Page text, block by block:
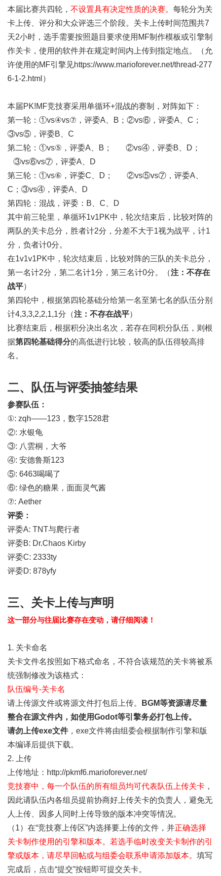
本届比赛共四轮， 不设置具有决定性质的决赛。 每轮分为关
卡上传、评分和大众评选三个阶段。关卡上传时间范围共7
天2小时，选手需要按照题目要求使用MF制作模板或引擎制
作关卡，使用的软件并在规定时间内上传到指定地点。（允
许使用的MF引擎见https://www.marioforever.net/thread-277
6-1-2.html ）
本届PK!MF竞技赛采用单循环+混战的赛制，对阵如下：
第一轮：①vs④vs⑦，评委A、B；②vs⑥，评委A、C；
③vs⑤，评委B、C
第二轮：①vs⑤，评委A、B； ②vs④，评委B、D；
③vs⑥vs⑦，评委A、D
第三轮：①vs⑥，评委C、D； ②vs⑤vs⑦，评委A、
C；③vs④，评委A、D
第四轮：混战，评委：B、C、D
其中前三轮里，单循环1v1PK中，轮次结束后，比较对阵的
两队的关卡总分，胜者计2分，分差不大于1视为战平，计1
分，负者计0分。
在1v1v1PK中，轮次结束后，比较对阵的三队的关卡总分，
第一名计2分，第二名计1分，第三名计0分。（注：不存在
战平）
第四轮中，根据第四轮基础分给第一名至第七名的队伍分别
计4,3,3,2,2,1,1分（注：不存在战平）
比赛结束后，根据积分决出名次，若存在同积分队伍，则根
据第四轮基础得分的高低进行比较，较高的队伍得较高排
名。
二、队伍与评委抽签结果
参赛队伍 ：
①: zqh——123，数字1528君
②: 水银龟
③: 八雲桐，大爷
④: 安德鲁斯123
⑤: 6463喝喝了
⑥: 绿色的糖果，面面灵气酱
⑦: Aether
评委：
评委A: TNT与爬行者
评委B: Dr.Chaos Kirby
评委C: 2333ty
评委D: 878yfy
三、关卡上传与声明
这一部分与往届比赛存在变动，请仔细阅读！
1. 关卡命名
关卡文件名按照如下格式命名，不符合该规范的关卡将被系
统强制修改为该格式：
队伍编号-关卡名
请上传源文件或将源文件打包后上传。
BGM等资源请尽量
整合在源文件内，如使用Godot等引擎务必打包上传。
请勿上传exe文件，exe文件将由组委会根据制作引擎和版
本编译后提供下载。
2. 上传
上传地址： http://pkmf6.marioforever.net/
竞技赛中，每一个队伍的所有组员均可代表队伍上传关卡 ，
因此请队伍内各组员提前协商好上传关卡的负责人，避免无
人上传、因多人同时上传导致的版本冲突等情况。
（1）在“竞技赛上传区”内选择要上传的文件，并正确选择
关卡制作使用的引擎和版本。若选手临时改变关卡制作的引
擎或版本，请尽早回帖或与组委会联系申请添加版本。 填写
完成后，点击“提交”按钮即可提交关卡。